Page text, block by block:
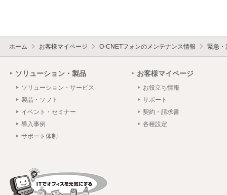
ホーム お客様マイページ O-CNETフォンのメンテナンス情報 緊急・
ソリューション・製品
ソリューション・サービス
製品・ソフト
イベント・セミナー
導入事例
サポート体制
お客様マイページ
お役立ち情報
サポート
契約・請求書
各種設定